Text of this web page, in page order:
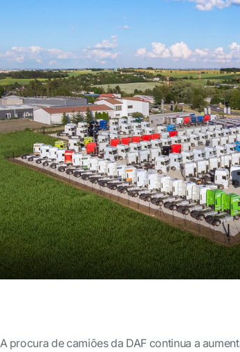
A procura de camiões da DAF continua a